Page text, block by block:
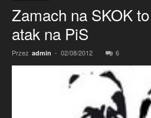
Zamach na SKOK
atak na PiS
Przez admin - 02/08/2012 6